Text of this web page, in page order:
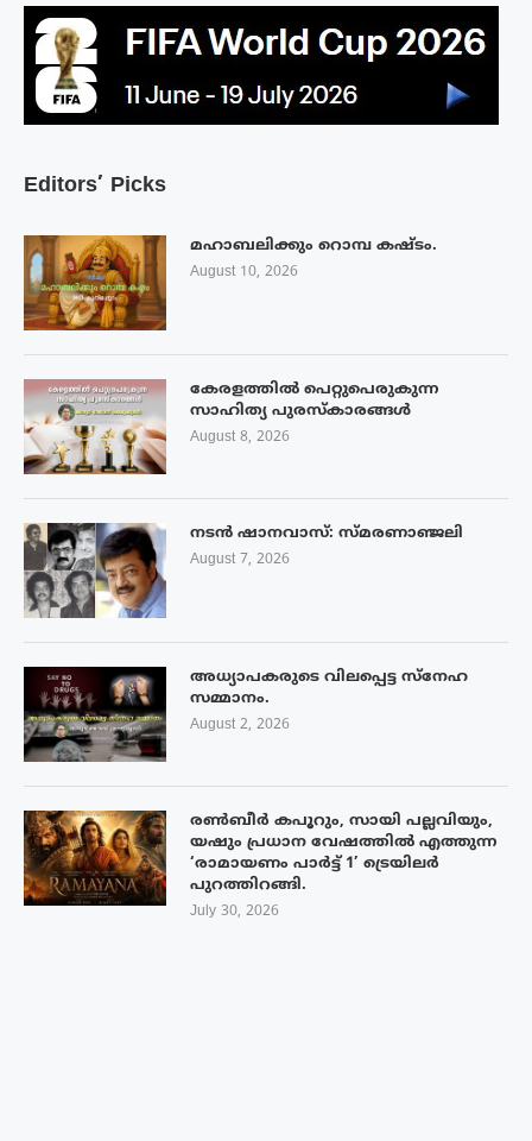
Editors’ Picks
മഹാബലിക്കും റൊമ്പ കഷ്ടം.
August 10, 2026
കേരളത്തിൽ പെറ്റുപെരുകുന്ന
സാഹിത്യ പുരസ്‌കാരങ്ങൾ
August 8, 2026
നടൻ ഷാനവാസ്: സ്മരണാഞ്ജലി
August 7, 2026
അധ്യാപകരുടെ വിലപ്പെട്ട സ്നേഹ
സമ്മാനം.
August 2, 2026
രൺബീർ കപൂറും, സായി പല്ലവിയും,
യഷും പ്രധാന വേഷത്തിൽ എത്തുന്ന
‘രാമായണം പാർട്ട് 1’ ട്രെയിലർ
പുറത്തിറങ്ങി.
July 30, 2026